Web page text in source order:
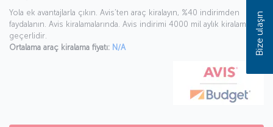
Yola ek avantajlarla çıkın. Avis’ten araç kiralayın, %40 indirimden
faydalanın. Avis kiralamalarında. Avis indirimi 4000 mil aylık kiralamada
geçerlidir.
Ortalama araç kiralama fiyatı: N/A Bize ulaşın